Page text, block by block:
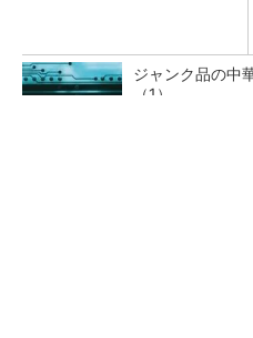
ジャンク品の中
（1）